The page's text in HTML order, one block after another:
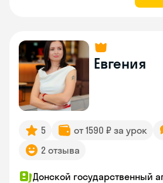
Евгения
5 от 1590 ₽ за урок
2 отзыва
Донской государственный